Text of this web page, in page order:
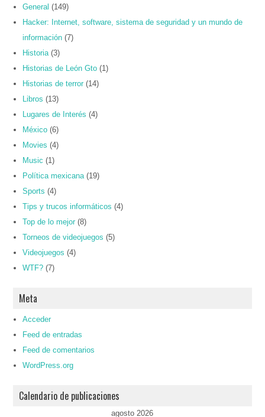
General (149)
Hacker: Internet, software, sistema de seguridad y un mundo de
información (7)
Historia (3)
Historias de León Gto (1)
Historias de terror (14)
Libros (13)
Lugares de Interés (4)
México (6)
Movies (4)
Music (1)
Política mexicana (19)
Sports (4)
Tips y trucos informáticos (4)
Top de lo mejor (8)
Torneos de videojuegos (5)
Videojuegos (4)
WTF? (7)
Meta
Acceder
Feed de entradas
Feed de comentarios
WordPress.org
Calendario de publicaciones
agosto 2026